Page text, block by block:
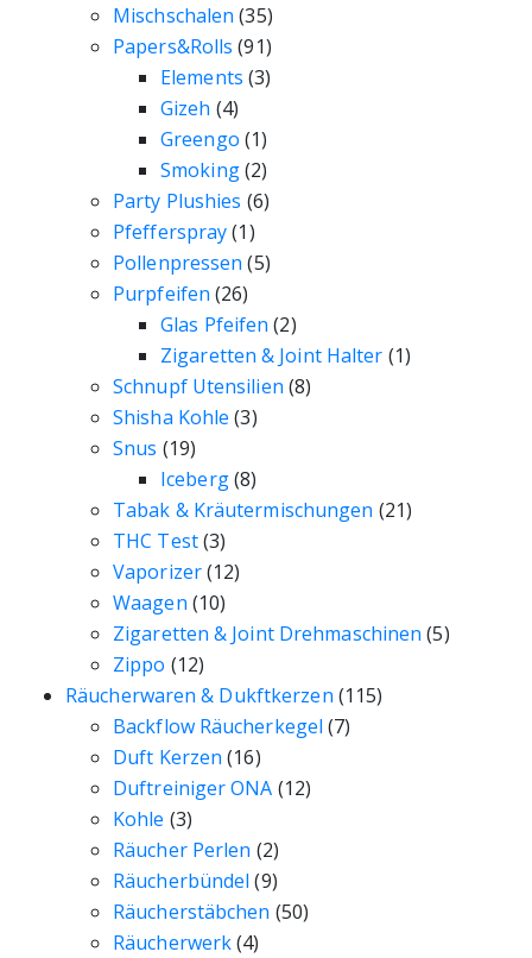
Mischschalen (35)
Papers&Rolls (91)
Elements (3)
Gizeh (4)
Greengo (1)
Smoking(2)
Party Plushies (6)
Pfefferspray(1)
Pollenpressen (5)
Purpfeifen (26)
Glas Pfeifen (2)
Zigaretten & Joint Halter (1)
Schnupf Utensilien (8)
Shisha Kohle (3)
Snus (19)
Iceberg(8)
Tabak & Kräutermischungen (21)
THC Test(3)
Vaporizer(12)
Waagen (10)
Zigaretten & Joint Drehmaschinen (5)
Zippo (12)
Räucherwaren & Dukftkerzen (115)
Backflow Räucherkegel (7)
Duft Kerzen (16)
Duftreiniger ONA (12)
Kohle (3)
Räucher Perlen (2)
Räucherbündel (9)
Räucherstäbchen (50)
Räucherwerk(4)